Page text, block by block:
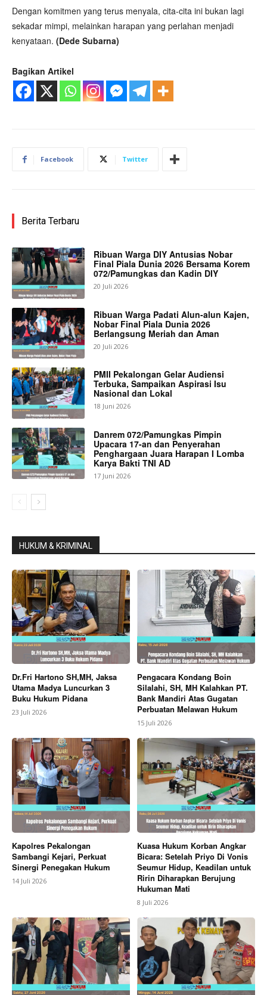
Dengan komitmen yang terus menyala, cita-cita ini bukan lagi
sekadar mimpi, melainkan harapan yang perlahan menjadi
kenyataan. (Dede Subarna)
Bagikan Artikel
Facebook Twitter
Berita Terbaru
Ribuan Warga DIY Antusias Nobar
Final Piala Dunia 2026 Bersama Korem
072/Pamungkas dan Kadin DIY
20 Juli 2026
Ribuan Warga Padati Alun-alun Kajen,
Nobar Final Piala Dunia 2026
Berlangsung Meriah dan Aman
20 Juli 2026
PMII Pekalongan Gelar Audiensi
Terbuka, Sampaikan Aspirasi Isu
Nasional dan Lokal
18 Juni 2026
Danrem 072/Pamungkas Pimpin
Upacara 17-an dan Penyerahan
Penghargaan Juara Harapan I Lomba
Karya Bakti TNI AD
17 Juni 2026
HUKUM & KRIMINAL
Dr.Fri Hartono SH,MH, Jaksa
Utama Madya Luncurkan 3
Buku Hukum Pidana
23 Juli 2026
Pengacara Kondang Boin
Silalahi, SH, MH Kalahkan PT.
Bank Mandiri Atas Gugatan
Perbuatan Melawan Hukum
15 Juli 2026
Kapolres Pekalongan
Sambangi Kejari, Perkuat
Sinergi Penegakan Hukum
14 Juli 2026
Kuasa Hukum Korban Angkar
Bicara: Setelah Priyo Di Vonis
Seumur Hidup, Keadilan untuk
Ririn Diharapkan Berujung
Hukuman Mati
8 Juli 2026